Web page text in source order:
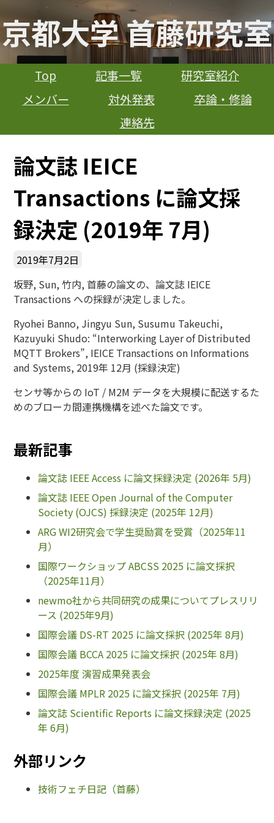
京都大学 首藤研究室
Top 記事一覧
研究室紹介
メンバー
対外発表
卒論・修論
連絡先
論文誌 IEICE
Transactions に論文採
録決定 (2019年 7月)
2019年7月2日
坂野, Sun, 竹内, 首藤の論文の、論文誌 IEICE
Transactions への採録が決定しました。
Ryohei Banno, Jingyu Sun, Susumu Takeuchi,
Kazuyuki Shudo: “Interworking Layer of Distributed
MQTT Brokers”, IEICE Transactions on Informations
and Systems, 2019年 12月 (採録決定)
センサ等からの IoT / M2M データを大規模に配送するた
めのブローカ間連携機構を述べた論文です。
最新記事
論文誌 IEEE Access に論文採録決定 (2026年 5月)
論文誌 IEEE Open Journal of the Computer
Society (OJCS) 採録決定 (2025年 12月)
ARG WI2研究会で学生奨励賞を受賞（2025年11
月）
国際ワークショップ ABCSS 2025 に論文採択
（2025年11月）
newmo社から共同研究の成果についてプレスリリ
ース (2025年9月)
国際会議 DS-RT 2025 に論文採択 (2025年 8月)
国際会議 BCCA 2025 に論文採択 (2025年 8月)
2025年度 演習成果発表会
国際会議 MPLR 2025 に論文採択 (2025年 7月)
論文誌 Scientific Reports に論文採録決定 (2025
年 6月)
外部リンク
技術フェチ日記（首藤）